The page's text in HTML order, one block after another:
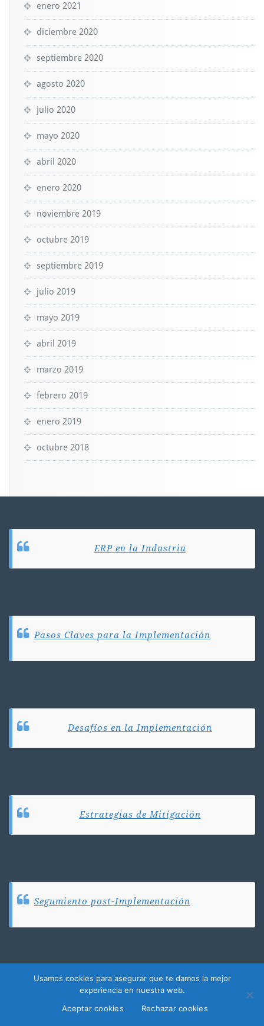
enero 2021
diciembre 2020
septiembre 2020
agosto 2020
julio 2020
mayo 2020
abril 2020
enero 2020
noviembre 2019
octubre 2019
septiembre 2019
julio 2019
mayo 2019
abril 2019
marzo 2019
febrero 2019
enero 2019
octubre 2018
ERP en la Industria
Pasos Claves para la Implementación
Desafíos en la Implementación
Estrategias de Mitigación
Segumiento post-Implementación
Adaptación Nuevas Tecnologías
Usamos cookies para asegurar que te damos la mejor
experiencia en nuestra web.
Aceptar cookies
Rechazar cookies